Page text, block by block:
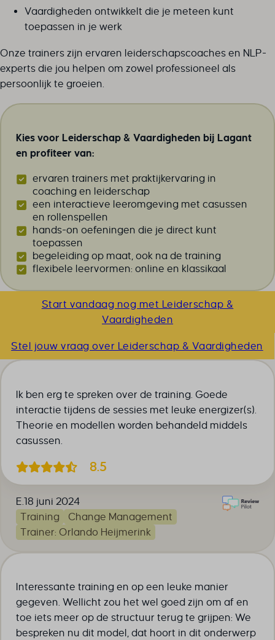
Vaardigheden ontwikkelt die je meteen kunt
toepassen in je werk
Onze trainers zijn ervaren leiderschapscoaches en NLP-
experts die jou helpen om zowel professioneel als
persoonlijk te groeien.
Kies voor Leiderschap & Vaardigheden bij Lagant
en profiteer van:
ervaren trainers met praktijkervaring in
coaching en leiderschap
een interactieve leeromgeving met casussen
en rollenspellen
hands-on oefeningen die je direct kunt
toepassen
begeleiding op maat, ook na de training
flexibele leervormen: online en klassikaal
Start vandaag nog met Leiderschap &
Vaardigheden
Stel jouw vraag over Leiderschap & Vaardigheden
Ik ben erg te spreken over de training. Goede
interactie tijdens de sessies met leuke energizer(s).
Theorie en modellen worden behandeld middels
casussen.
8.5
E.18 juni 2024
Training
Change Management
Trainer: Orlando Heijmerink
Interessante training en op een leuke manier
gegeven. Wellicht zou het wel goed zijn om af en
toe iets meer op de structuur terug te grijpen: We
bespreken nu dit model, dat hoort in dit onderwerp